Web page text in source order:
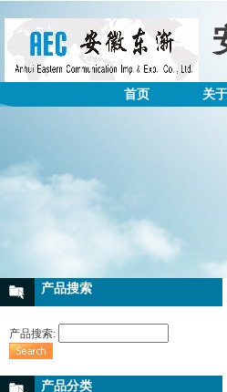
首页 关
产品搜索
产品搜索:
产品分类